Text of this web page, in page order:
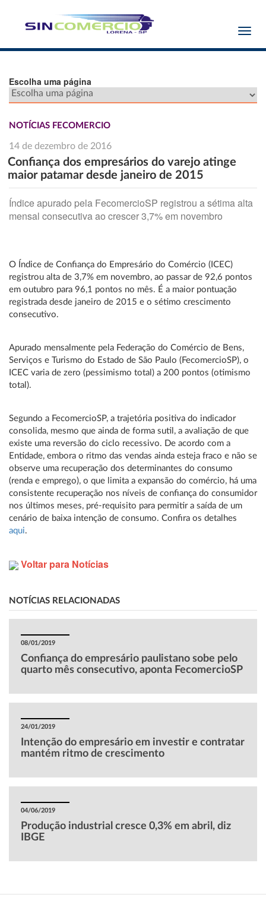
Escolha uma página
NOTÍCIAS FECOMERCIO
14 de dezembro de 2016
Confiança dos empresários do varejo atinge
maior patamar desde janeiro de 2015
Índice apurado pela FecomercioSP registrou a sétima alta
mensal consecutiva ao crescer 3,7% em novembro
O Índice de Confiança do Empresário do Comércio (ICEC)
registrou alta de 3,7% em novembro, ao passar de 92,6 pontos
em outubro para 96,1 pontos no mês. É a maior pontuação
registrada desde janeiro de 2015 e o sétimo crescimento
consecutivo.
Apurado mensalmente pela Federação do Comércio de Bens,
Serviços e Turismo do Estado de São Paulo (FecomercioSP), o
ICEC varia de zero (pessimismo total) a 200 pontos (otimismo
total).
Segundo a FecomercioSP, a trajetória positiva do indicador
consolida, mesmo que ainda de forma sutil, a avaliação de que
existe uma reversão do ciclo recessivo. De acordo com a
Entidade, embora o ritmo das vendas ainda esteja fraco e não se
observe uma recuperação dos determinantes do consumo
(renda e emprego), o que limita a expansão do comércio, há uma
consistente recuperação nos níveis de confiança do consumidor
nos últimos meses, pré-requisito para permitir a saída de um
cenário de baixa intenção de consumo. Confira os detalhes
aqui.
Voltar para Notícias
NOTÍCIAS RELACIONADAS
08/01/2019
Confiança do empresário paulistano sobe pelo
quarto mês consecutivo, aponta FecomercioSP
24/01/2019
Intenção do empresário em investir e contratar
mantém ritmo de crescimento
04/06/2019
Produção industrial cresce 0,3% em abril, diz
IBGE